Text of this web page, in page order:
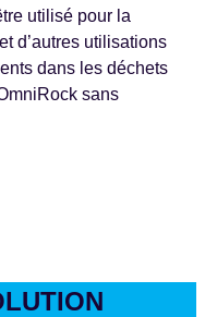
utilisé pour la
d’autres utilisations
dans les déchets
sans